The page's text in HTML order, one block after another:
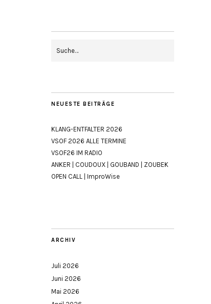
NEUESTE BEITRÄGE
KLANG-ENTFALTER 2026
VSOF 2026 ALLE TERMINE
VSOF26 IM RADIO
ANKER | COUDOUX | GOUBAND | ZOUBEK
OPEN CALL | ImproWise
ARCHIV
Juli 2026
Juni 2026
Mai 2026